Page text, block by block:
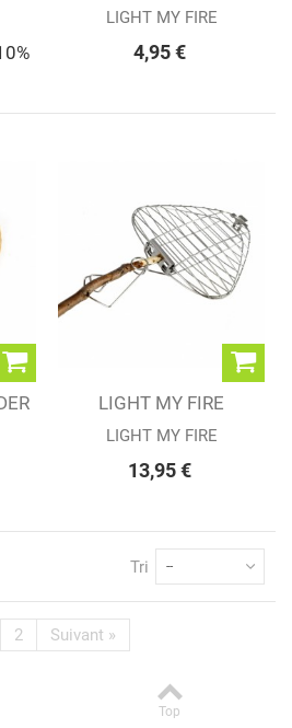
TINDERSTICKS/MAYA...
LIGHT MY FIRE
4,95 €
LIGHT MY FIRE
GRANDPA'S...
LIGHT MY FIRE
13,95 €
Tri --
2 Suivant »
Top